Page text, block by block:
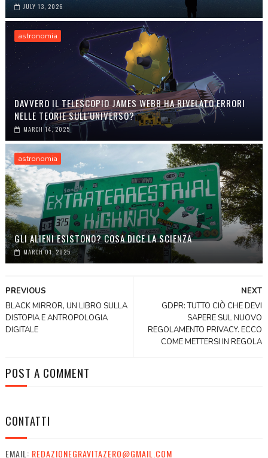
JULY 13, 2026
astronomia
DAVVERO IL TELESCOPIO JAMES WEBB HA RIVELATO ERRORI
NELLE TEORIE SULL'UNIVERSO?
MARCH 14, 2025
astronomia
GLI ALIENI ESISTONO? COSA DICE LA SCIENZA
MARCH 01, 2025
NEXT
GDPR: TUTTO CIÒ CHE DEVI
SAPERE SUL NUOVO
REGOLAMENTO PRIVACY. ECCO
COME METTERSI IN REGOLA
PREVIOUS
BLACK MIRROR, UN LIBRO SULLA
DISTOPIA E ANTROPOLOGIA
DIGITALE
POST A COMMENT
CONTATTI
EMAIL: REDAZIONEGRAVITAZERO@GMAIL.COM